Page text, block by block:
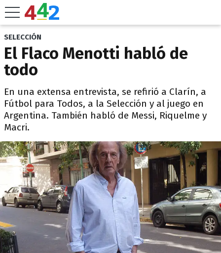
SELECCIÓN
El Flaco Menotti habló de
todo
En una extensa entrevista, se refirió a Clarín, a
Fútbol para Todos, a la Selección y al juego en
Argentina. También habló de Messi, Riquelme y
Macri.